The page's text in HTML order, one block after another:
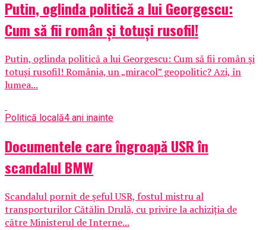
Putin, oglinda politică a lui Georgescu:
Cum să fii român și totuși rusofil!
Putin, oglinda politică a lui Georgescu: Cum să fii român și
totuși rusofil! România, un „miracol” geopolitic? Azi, în
lumea...
Politică locală4 ani inainte
Documentele care îngroapă USR în
scandalul BMW
Scandalul pornit de șeful USR, fostul mistru al
transporturilor Cătălin Drulă, cu privire la achiziția de
către Ministerul de Interne...